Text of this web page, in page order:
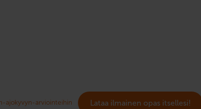
ajokyvyn-arviointeihin Lataa ilmainen opas itsellesi!